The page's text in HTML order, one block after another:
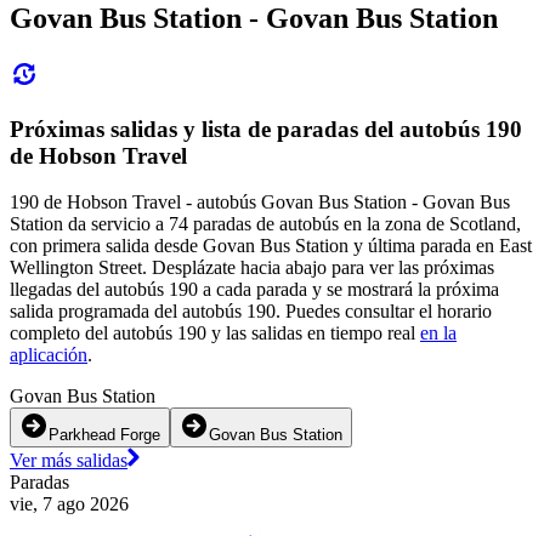
Govan Bus Station - Govan Bus Station
Próximas salidas y lista de paradas del autobús 190
de Hobson Travel
190 de Hobson Travel - autobús Govan Bus Station - Govan Bus
Station da servicio a 74 paradas de autobús en la zona de Scotland,
con primera salida desde Govan Bus Station y última parada en East
Wellington Street. Desplázate hacia abajo para ver las próximas
llegadas del autobús 190 a cada parada y se mostrará la próxima
salida programada del autobús 190. Puedes consultar el horario
completo del autobús 190 y las salidas en tiempo real en la
aplicación.
Govan Bus Station
Parkhead Forge Govan Bus Station
Ver más salidas
Paradas
vie, 7 ago 2026